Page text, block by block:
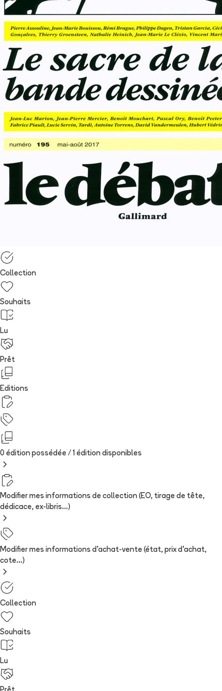
Collection
Souhaits
Lu
Prêt
Editions
0 édition possédée / 1 édition disponibles
Modifier mes informations de collection (EO, tirage de tête,
dédicace, ex-libris...)
Modifier mes informations d'achat-vente (état, prix d'achat,
cote...)
Collection
Souhaits
Lu